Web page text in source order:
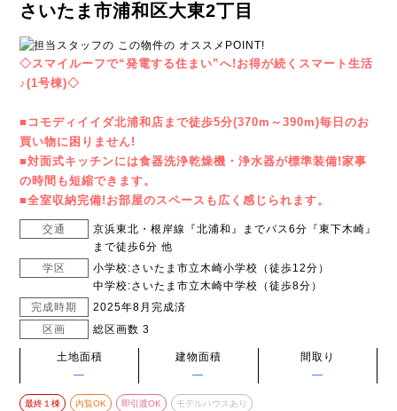
さいたま市浦和区大東2丁目
◇スマイルーフで“発電する住まい”へ!お得が続くスマート生活
♪(1号棟)◇
■コモディイイダ北浦和店まで徒歩5分(370m～390m)毎日のお
買い物に困りません!
■対面式キッチンには食器洗浄乾燥機・浄水器が標準装備!家事
の時間も短縮できます。
■全室収納完備!お部屋のスペースも広く感じられます。
交通
京浜東北・根岸線『北浦和』までバス6分『東下木崎』
まで徒歩6分 他
学区
小学校:さいたま市立木崎小学校（徒歩12分）
中学校:さいたま市立木崎中学校（徒歩8分）
完成時期
2025年8月完成済
区画
総区画数 3
土地面積
―
建物面積
―
間取り
―
最終１棟 内覧OK 即引渡OK モデルハウスあり